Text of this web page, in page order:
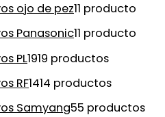
ojo de pez11 producto
Panasonic11 producto
PL1919 productos
RF1414 productos
Samyang55 productos